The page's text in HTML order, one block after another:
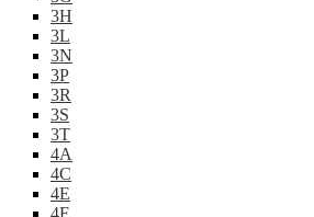
3H
3L
3N
3P
3R
3S
3T
4A
4C
4E